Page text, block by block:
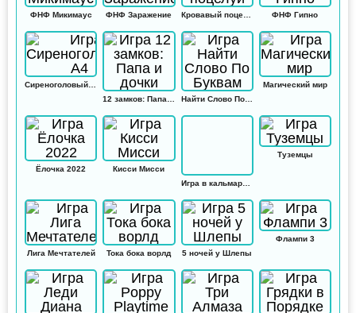
ФНФ Микимаус ФНФ Заражение Кровавый поцелуй ФНФ Гипно
Найти Слово По Буквам
Магический мир
Ёлочка 2022
Кисси Мисси
Игра в кальмара: Амонг ас
Туземцы
Лига Мечтателей Тока бока ворлд 5 ночей у Шлепы
Флампи 3